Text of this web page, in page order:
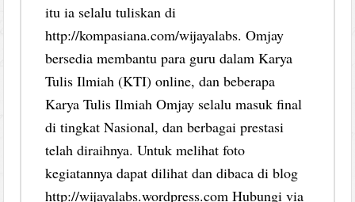
itu ia selalu tuliskan di
http://kompasiana.com/wijayalabs. Omjay
bersedia membantu para guru dalam Karya
Tulis Ilmiah (KTI) online, dan beberapa
Karya Tulis Ilmiah Omjay selalu masuk final
di tingkat Nasional, dan berbagai prestasi
telah diraihnya. Untuk melihat foto
kegiatannya dapat dilihat dan dibaca di blog
http://wijayalabs.wordpress.com Hubungi via